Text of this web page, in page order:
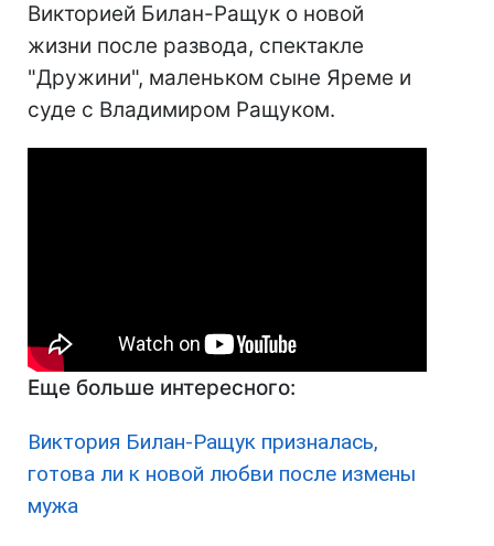
Викторией Билан-Ращук о новой
жизни после развода, спектакле
"Дружини", маленьком сыне Яреме и
суде с Владимиром Ращуком.
Еще больше интересного:
Виктория Билан-Ращук призналась,
готова ли к новой любви после измены
мужа